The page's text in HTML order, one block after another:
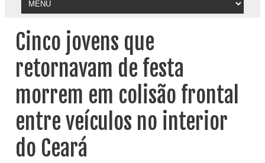
Cinco jovens que
retornavam de festa
morrem em colisão frontal
entre veículos no interior
do Ceará